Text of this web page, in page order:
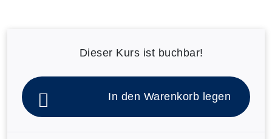
Dieser Kurs ist buchbar!
In den Warenkorb legen